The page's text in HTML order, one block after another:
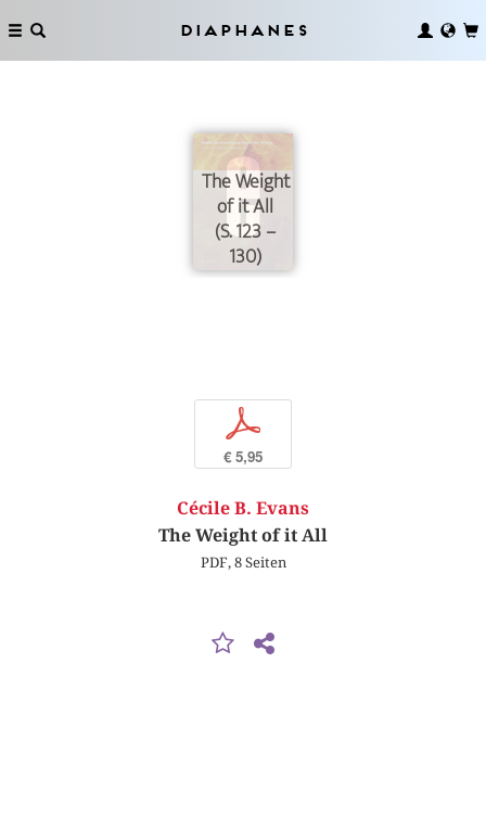
Diaphanes
The Weight
of it All
(S. 123 –
130)
p
€ 5,95
Cécile B. Evans
The Weight of it All
PDF, 8 Seiten